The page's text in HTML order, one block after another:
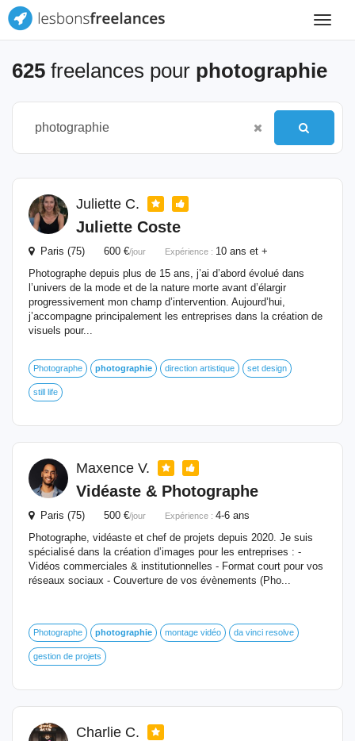
Toggle
625 freelances pour photographie
Juliette C.
Juliette Coste
Paris (75) 600 €/jour Expérience : 10 ans et +
Photographe depuis plus de 15 ans, j’ai d’abord évolué dans
l’univers de la mode et de la nature morte avant d’élargir
progressivement mon champ d’intervention. Aujourd’hui,
j’accompagne principalement les entreprises dans la création de
visuels pour...
Photographe photographie direction artistique set design
still life
Maxence V.
Vidéaste & Photographe
Paris (75) 500 €/jour Expérience : 4-6 ans
Photographe, vidéaste et chef de projets depuis 2020. Je suis
spécialisé dans la création d’images pour les entreprises : -
Vidéos commerciales & institutionnelles - Format court pour vos
réseaux sociaux - Couverture de vos évènements (Pho...
Photographe photographie montage vidéo da vinci resolve
gestion de projets
Charlie C.